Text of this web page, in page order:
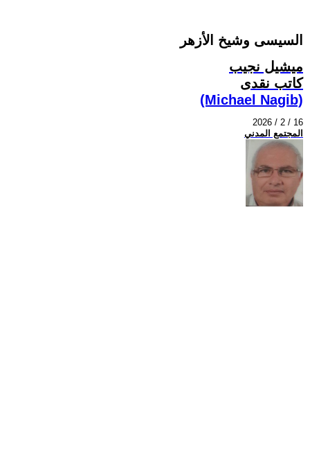
السيسى وشيخ الأزهر
ميشيل نجيب
كاتب نقدى
(Michael Nagib)
2026 / 2 / 16
المجتمع المدني